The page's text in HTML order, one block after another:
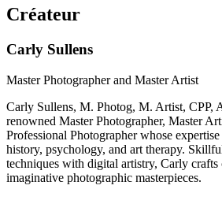
Créateur
Carly Sullens
Master Photographer and Master Artist
Carly Sullens, M. Photog, M. Artist, CPP,
renowned Master Photographer, Master
Professional Photographer whose
history, psychology, and art therapy.
techniques with digital artistry, Carly crafts
imaginative photographic masterpieces.